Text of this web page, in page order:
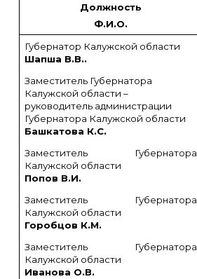
Должность
Ф.И.О.
Губернатор Калужской области
Шапша В.В..
Заместитель Губернатора
Калужской области –
руководитель администрации
Губернатора Калужской области
Башкатова К.С.
Заместитель Губернатора
Калужской области
Попов В.И.
Заместитель Губернатора
Калужской области
Горобцов К.М.
Заместитель Губернатора
Калужской области
Иванова О.В.